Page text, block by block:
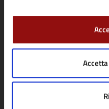
Personale amministrativo
Agricoltura e pesca